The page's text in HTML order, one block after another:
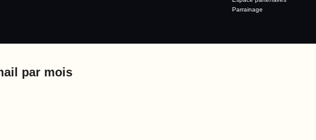
Parrainage
par mois